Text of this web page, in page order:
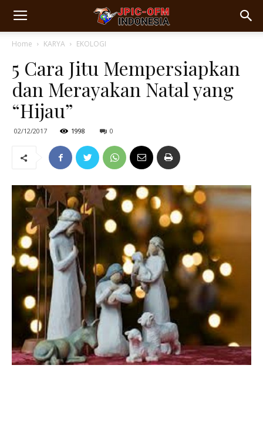
Home KARYA EKOLOGI
5 Cara Jitu Mempersiapkan
dan Merayakan Natal yang
“Hijau”
02/12/2017 1998 0